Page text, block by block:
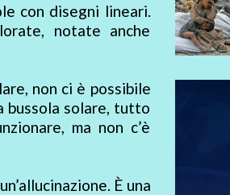
con disegni lineari.
notate anche
non ci è possibile
bussola solare, tutto
ma non c’è
È una